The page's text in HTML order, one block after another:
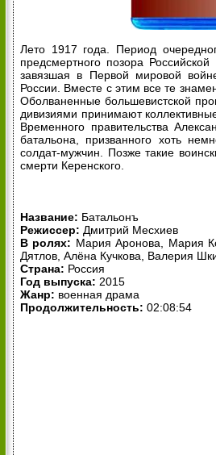
Лето 1917 года. Период
предсмертного позора
завязшая в Первой мировой
России. Вместе с этим все те
Оболваненные большевистской
дивизиями принимают
Временного правительства
батальона, призванного хоть
солдат-мужчин. Позже такие
смерти Керенского.
Название: Батальонъ
Режиссер: Дмитрий Месхиев
В ролях: Мария Аронова, Мария
Дятлов, Алёна Кучкова, Валерия
Страна: Россия
Год выпуска: 2015
Жанр: военная драма
Продолжительность: 02:08:54